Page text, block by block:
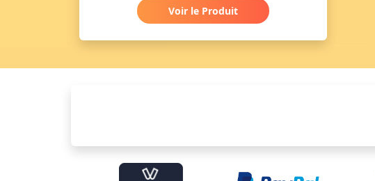
Voir le Produit